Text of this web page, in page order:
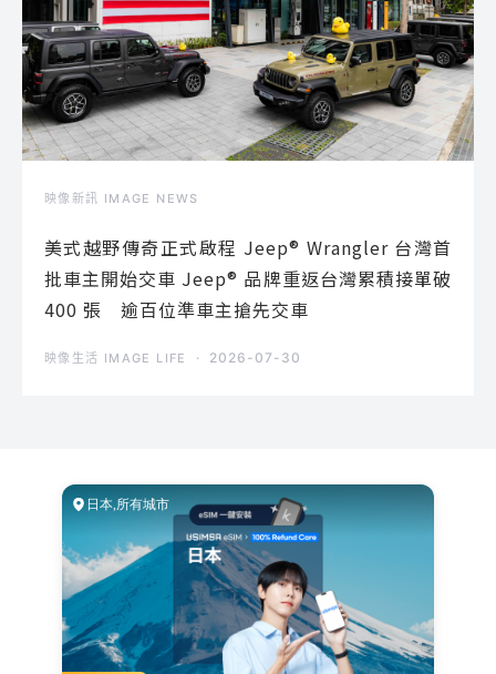
映像新訊 IMAGE NEWS
美式越野傳奇正式啟程 Jeep® Wrangler 台灣首
批車主開始交車 Jeep® 品牌重返台灣累積接單破
400 張 逾百位準車主搶先交車
映像生活 IMAGE LIFE 2026-07-30